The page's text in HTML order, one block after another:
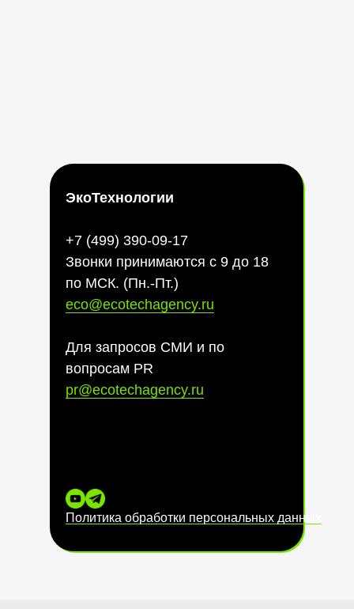
ЭкоТехнологии
+7 (499) 390-09-17
Звонки принимаются с 9 до 18
по МСК. (Пн.-Пт.)
eco@ecotechagency.ru
Для запросов СМИ и по
вопросам PR
pr@ecotechagency.ru
Политика обработки персональных данных